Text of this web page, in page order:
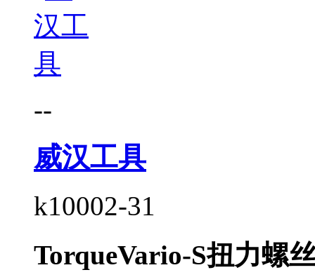
--
威汉工具
k10002-31
TorqueVario-S扭力螺